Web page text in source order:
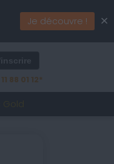
88 01 12*
Je découvre ! ×